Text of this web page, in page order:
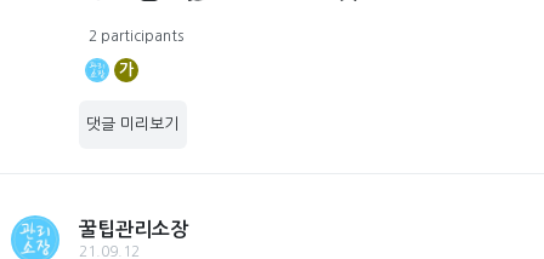
2 participants
가
댓글 미리보기
꿀팁관리소장
21.09.12